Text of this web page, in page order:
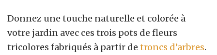
Donnez une touche naturelle et colorée à
votre jardin avec ces trois pots de fleurs
tricolores fabriqués à partir de troncs d’arbres.